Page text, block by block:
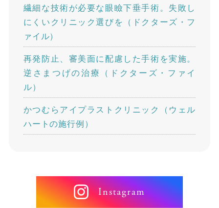
繊細な技術が必要な眼瞼下垂手術。失敗し
にくいクリニック選びを（ドクターズ・フ
ァイル）
再発防止、審美面に配慮した手術を実施。
逆さまつげの治療（ドクターズ・ファイ
ル）
かつむらアイプラストクリニック（ウェル
ハートの施行例）
Instagram